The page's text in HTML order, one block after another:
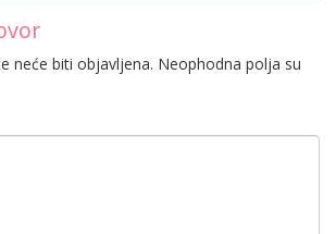
neće biti objavljena. Neophodna polja su